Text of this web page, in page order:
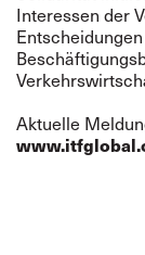
Interessen der
Aktuelle